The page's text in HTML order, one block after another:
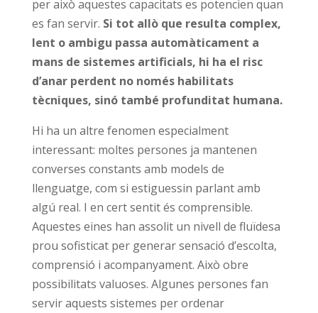
per això aquestes capacitats es potencien quan
es fan servir. Si tot allò que resulta complex,
lent o ambigu passa automàticament a
mans de sistemes artificials, hi ha el risc
d’anar perdent no només habilitats
tècniques, sinó també profunditat humana.
Hi ha un altre fenomen especialment
interessant: moltes persones ja mantenen
converses constants amb models de
llenguatge, com si estiguessin parlant amb
algú real. I en cert sentit és comprensible.
Aquestes eines han assolit un nivell de fluïdesa
prou sofisticat per generar sensació d’escolta,
comprensió i acompanyament. Això obre
possibilitats valuoses. Algunes persones fan
servir aquests sistemes per ordenar